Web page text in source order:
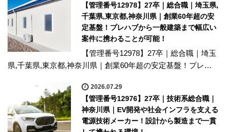
【管理番号12978】27卒｜総合職｜埼玉県,
千葉県,東京都,神奈川県｜創業60年超の安
定基盤！プレハブから一般建築まで幅広い
案件に携わることが可能！
【管理番号12978】27卒｜総合職｜埼玉
県,千葉県,東京都,神奈川県｜創業60年超の安定基盤！プレ…
2026.07.29
【管理番号12976】27卒｜技術系総合職｜
神奈川県｜EV開発や社会インフラを支える
電源技術メーカー！設計から製造まで一貫